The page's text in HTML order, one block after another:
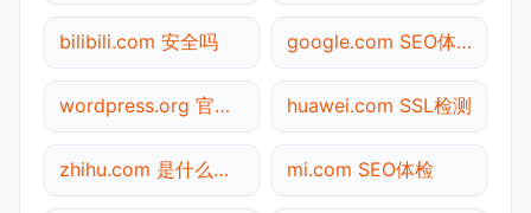
bilibili.com 安全吗 google.com SEO体检
wordpress.org 官网入口 huawei.com SSL检测
zhihu.com 是什么网站 mi.com SEO体检